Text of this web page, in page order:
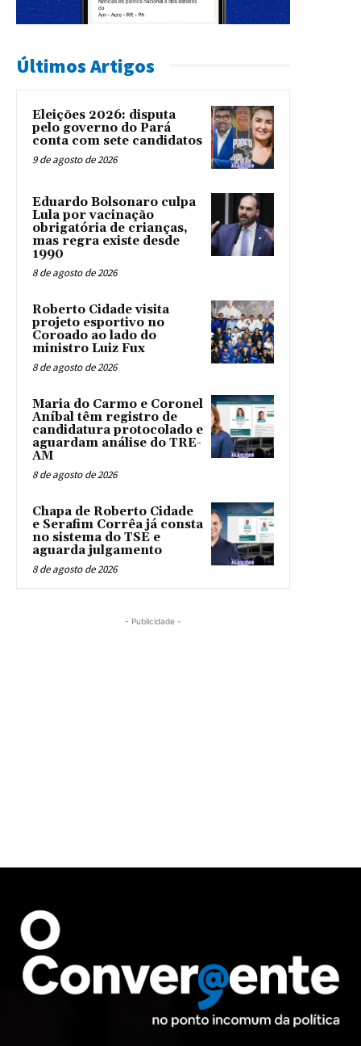
Últimos Artigos
Eleições 2026: disputa
pelo governo do Pará
conta com sete candidatos
9 de agosto de 2026
Eduardo Bolsonaro culpa
Lula por vacinação
obrigatória de crianças,
mas regra existe desde
1990
8 de agosto de 2026
Roberto Cidade visita
projeto esportivo no
Coroado ao lado do
ministro Luiz Fux
8 de agosto de 2026
Maria do Carmo e Coronel
Aníbal têm registro de
candidatura protocolado e
aguardam análise do TRE-
AM
8 de agosto de 2026
Chapa de Roberto Cidade
e Serafim Corrêa já consta
no sistema do TSE e
aguarda julgamento
8 de agosto de 2026
- Publicidade -